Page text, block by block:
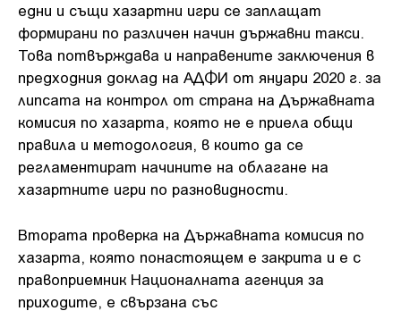
едни и същи хазартни игри се заплащат
формирани по различен начин държавни такси.
Това потвърждава и направените заключения в
предходния доклад на АДФИ от януари 2020 г. за
липсата на контрол от страна на Държавната
комисия по хазарта, която не е приела общи
правила и методология, в които да се
регламентират начините на облагане на
хазартните игри по разновидности.
Втората проверка на Държавната комисия по
хазарта, която понастоящем е закрита и е с
правоприемник Националната агенция за
приходите, е свързана със